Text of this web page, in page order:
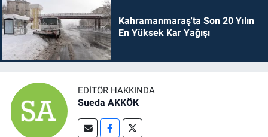
Kahramanmaraş'ta Son 20 Yılın
En Yüksek Kar Yağışı
EDITÖR HAKKINDA
Sueda AKKÖK